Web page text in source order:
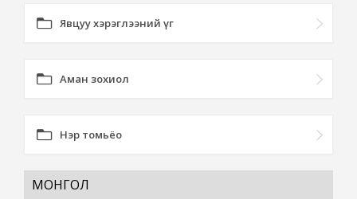
Явцуу хэрэглээний үг
Аман зохиол
Нэр томьёо
МОНГОЛ